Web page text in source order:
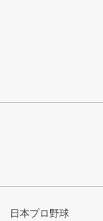
日本プロ野球